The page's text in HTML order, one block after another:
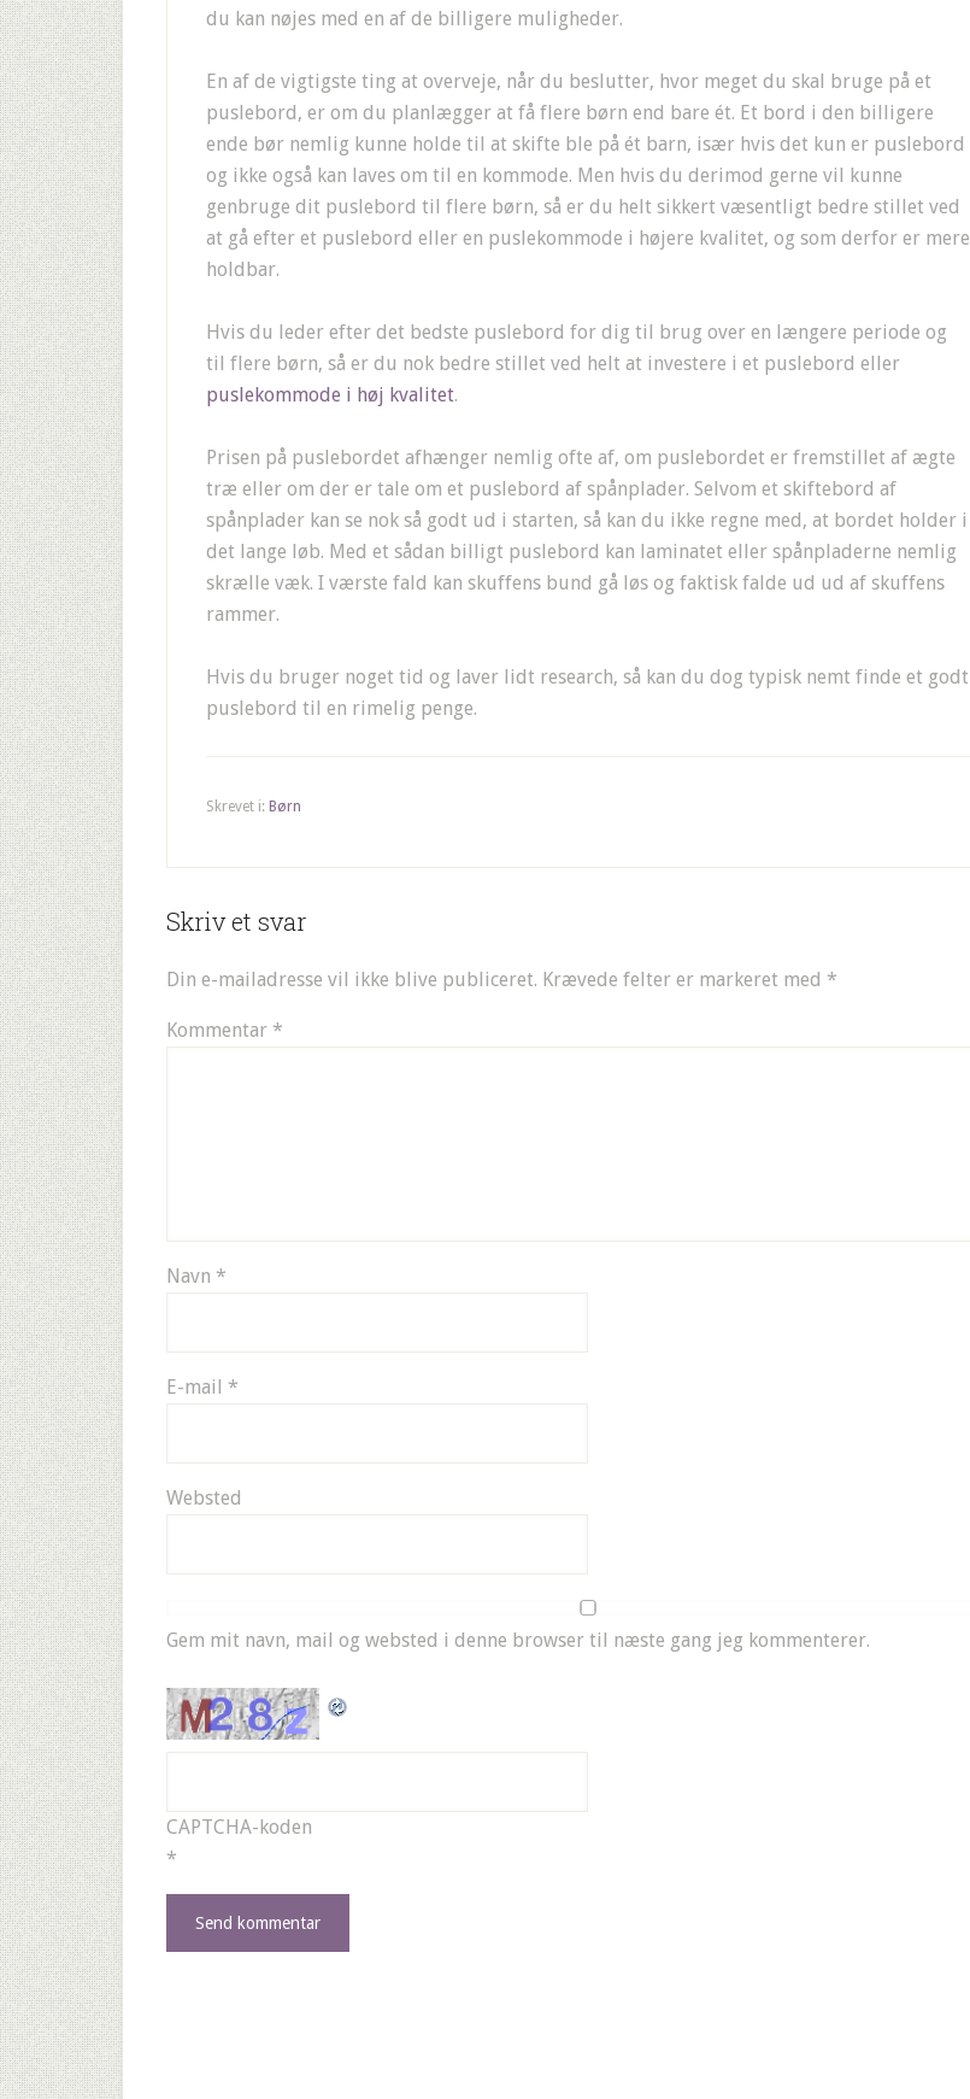
du kan nøjes med en af de billigere muligheder.
En af de vigtigste ting at overveje, når du beslutter, hvor meget du skal bruge på et
puslebord, er om du planlægger at få flere børn end bare ét. Et bord i den billigere
ende bør nemlig kunne holde til at skifte ble på ét barn, især hvis det kun er puslebord
og ikke også kan laves om til en kommode. Men hvis du derimod gerne vil kunne
genbruge dit puslebord til flere børn, så er du helt sikkert væsentligt bedre stillet ved
at gå efter et puslebord eller en puslekommode i højere kvalitet, og som derfor er mere
holdbar.
Hvis du leder efter det bedste puslebord for dig til brug over en længere periode og
til flere børn, så er du nok bedre stillet ved helt at investere i et puslebord eller
puslekommode i høj kvalitet.
Prisen på puslebordet afhænger nemlig ofte af, om puslebordet er fremstillet af ægte
træ eller om der er tale om et puslebord af spånplader. Selvom et skiftebord af
spånplader kan se nok så godt ud i starten, så kan du ikke regne med, at bordet holder i
det lange løb. Med et sådan billigt puslebord kan laminatet eller spånpladerne nemlig
skrælle væk. I værste fald kan skuffens bund gå løs og faktisk falde ud ud af skuffens
rammer.
Hvis du bruger noget tid og laver lidt research, så kan du dog typisk nemt finde et godt
puslebord til en rimelig penge.
Skrevet i: Børn
Skriv et svar
Din e-mailadresse vil ikke blive publiceret. Krævede felter er markeret med *
Kommentar *
Navn *
E-mail *
Websted
Gem mit navn, mail og websted i denne browser til næste gang jeg kommenterer.
CAPTCHA-koden
*